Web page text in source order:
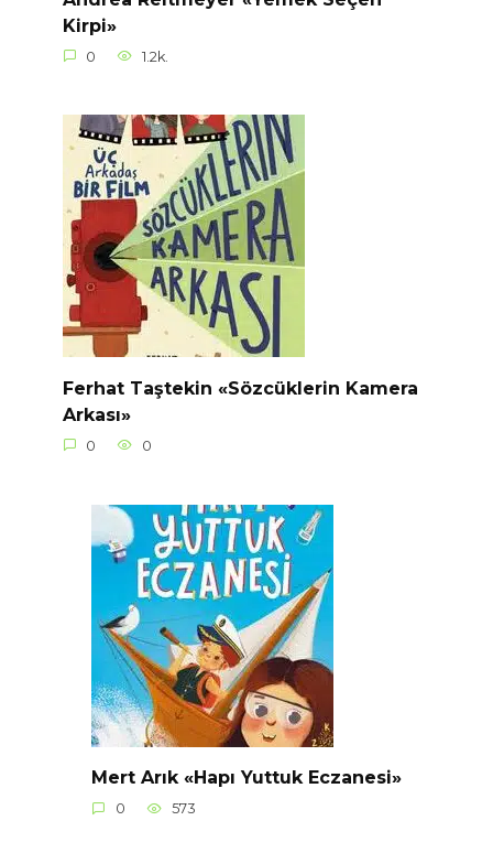
Kirpi»
0 1.2k.
Ferhat Taştekin «Sözcüklerin Kamera
Arkası»
0 0
Mert Arık «Hapı Yuttuk Eczanesi»
0 573